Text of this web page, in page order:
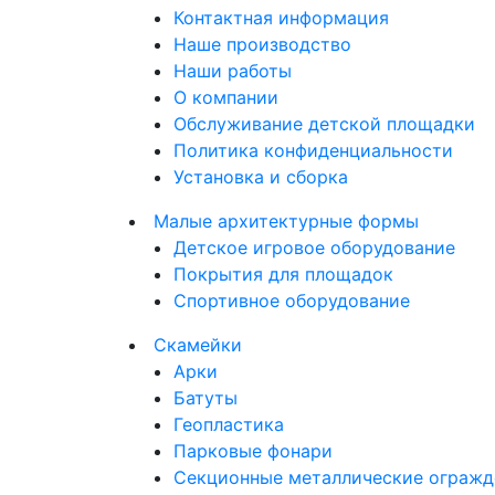
Контактная информация
Наше производство
Наши работы
О компании
Обслуживание детской площадки
Политика конфиденциальности
Установка и сборка
Малые архитектурные формы
Детское игровое оборудование
Покрытия для площадок
Спортивное оборудование
Скамейки
Арки
Батуты
Геопластика
Парковые фонари
Секционные металлические